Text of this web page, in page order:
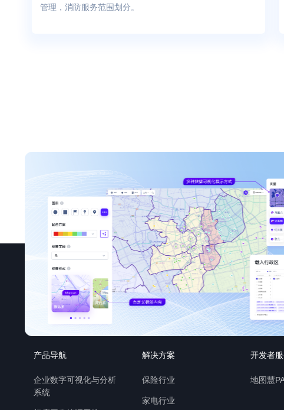
管理，消防服务范围划分。
产品导航
企业数字可视化与分析
系统
解决方案
保险行业
家电行业
开发者
地图慧